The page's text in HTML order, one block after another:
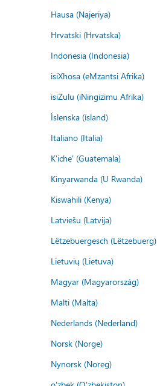
Hausa (Najeriya)
Hrvatski (Hrvatska)
Indonesia (Indonesia)
isiXhosa (eMzantsi Afrika)
isiZulu (iNingizimu Afrika)
Íslenska (ísland)
Italiano (Italia)
K'iche' (Guatemala)
Kinyarwanda (U Rwanda)
Kiswahili (Kenya)
Latviešu (Latvija)
Lëtzebuergesch (Lëtzebuerg)
Lietuvių (Lietuva)
Magyar (Magyarország)
Malti (Malta)
Nederlands (Nederland)
Norsk (Norge)
Nynorsk (Noreg)